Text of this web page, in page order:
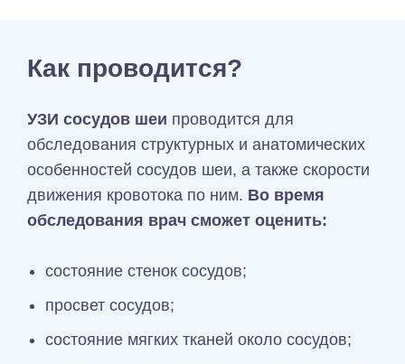
Как проводится?
УЗИ сосудов шеи проводится для
обследования структурных и анатомических
особенностей сосудов шеи, а также скорости
движения кровотока по ним. Во время
обследования врач сможет оценить:
состояние стенок сосудов;
просвет сосудов;
состояние мягких тканей около сосудов;